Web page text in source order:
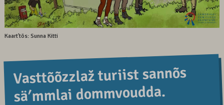
Kaartʼtõs: Sunna Kitti
Vasttõõzzlaž turiist sannõs
säʹmmlai dommvoudda.